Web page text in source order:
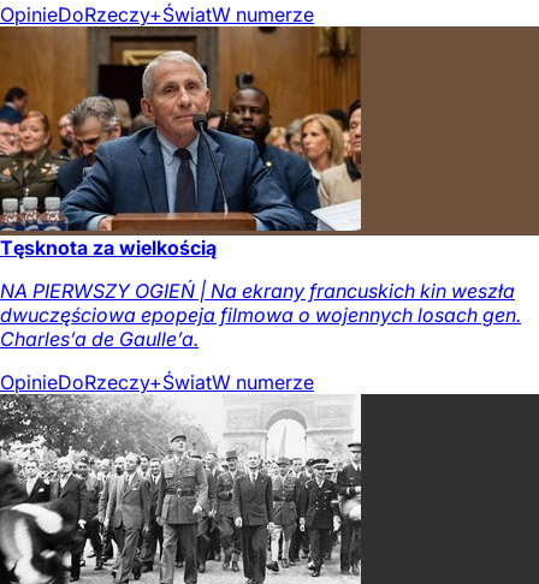
OpinieDoRzeczy+ŚwiatW numerze
Tęsknota za wielkością
NA PIERWSZY OGIEŃ | Na ekrany francuskich kin weszła
dwuczęściowa epopeja filmowa o wojennych losach gen.
Charles’a de Gaulle’a.
OpinieDoRzeczy+ŚwiatW numerze